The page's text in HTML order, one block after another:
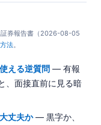
証券報告書（2026-08-05
法。
える逆質問 — 有報
、面接直前に見る暗
丈夫か— 黒字か、